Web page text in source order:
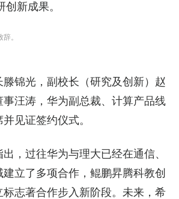
新成果。
。
锦光，副校长（研究及创新）赵
汪涛，华为副总裁、计算产品线
见证签约仪式。
，过往华为与理大已经在通信、
立了多项合作，鲲鹏昇腾科教创
志著合作步入新阶段。未来，希